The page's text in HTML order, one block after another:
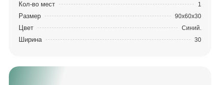
Кол-во мест 1
Размер 90х60х30
Цвет Синий.
Ширина 30